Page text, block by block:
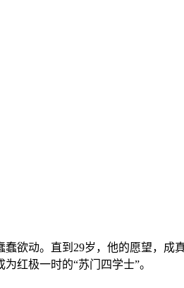
欲动。直到29岁，他的愿望，成
红极一时的“苏门四学士”。